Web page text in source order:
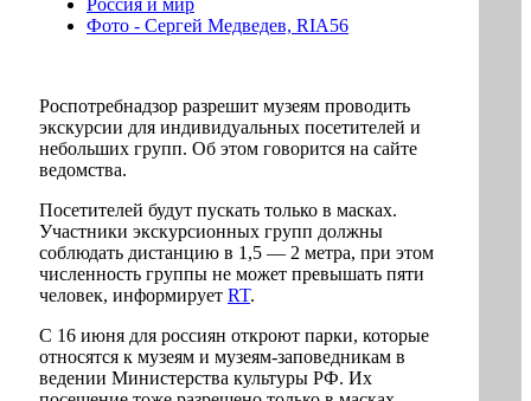
Россия и мир
Фото - Сергей Медведев, RIA56
Роспотребнадзор разрешит музеям проводить
экскурсии для индивидуальных посетителей и
небольших групп. Об этом говорится на сайте
ведомства.
Посетителей будут пускать только в масках.
Участники экскурсионных групп должны
соблюдать дистанцию в 1,5 — 2 метра, при этом
численность группы не может превышать пяти
человек, информирует RT.
C 16 июня для россиян откроют парки, которые
относятся к музеям и музеям-заповедникам в
ведении Министерства культуры РФ. Их